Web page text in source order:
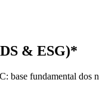
& ESG)*
base fundamental dos